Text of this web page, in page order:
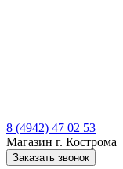
8 (4942) 47 02 53
Магазин г. Кострома
Заказать звонок